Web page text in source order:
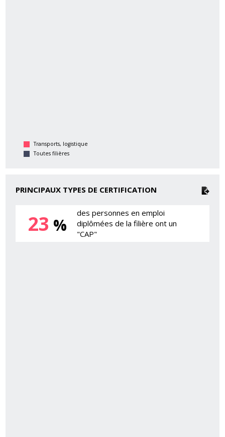
Transports, logistique
Toutes filières
PRINCIPAUX TYPES DE CERTIFICATION
23 %
des personnes en emploi
diplômées de la filière ont un
"CAP"